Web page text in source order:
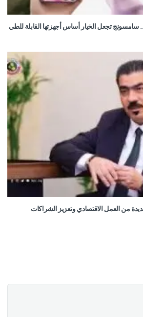
تجعل الخيار أساس أجهزتها القابلة للطي
من العمل الاقتصادي وتعزيز الشراكات